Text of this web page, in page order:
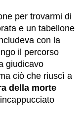
per trovarmi di
e un tabellone
con la
il percorso
giudicavo
ciò che riuscì a
della morte